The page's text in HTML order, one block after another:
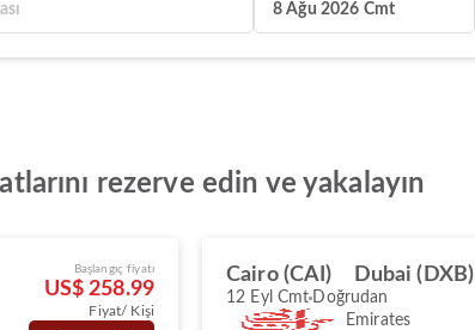
8 Ağu 2026 Cmt
rezerve edin ve yakalayın
Başlangıç fiyatı
US$ 258.99
Fiyat/ Kişi
Cairo (CAI) Dubai (DXB)
12 Eyl Cmt Doğrudan
Emirates